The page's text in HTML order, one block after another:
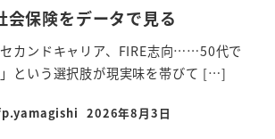
保険をデータで見る
カンドキャリア、FIRE志向……50代で
」という選択肢が現実味を帯びて […]
2026年8月3日